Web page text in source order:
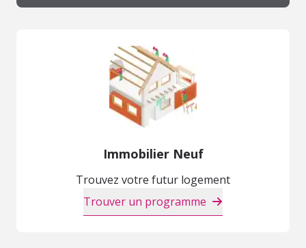
Immobilier Neuf
Trouvez votre futur logement
Trouver un programme